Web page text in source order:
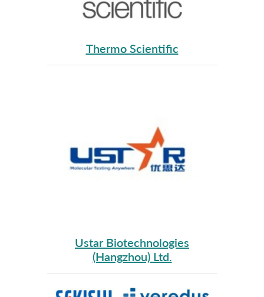
Thermo Scientific
Ustar Biotechnologies
(Hangzhou) Ltd.